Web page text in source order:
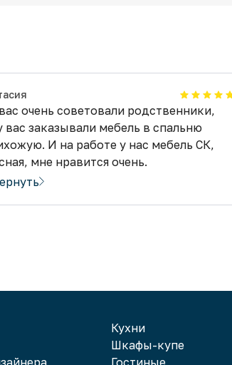
очень советовали родственники,
вас заказывали мебель в спальню
И на работе у нас мебель СК,
мне нравится очень.
у вас кухню сейчас и хочу сказать,
Кухни
Шкафы-купе
Гостиные